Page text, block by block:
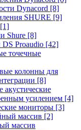
Dynacord [8]
SHURE [9]
[1]
Shure [8]
DS Proaudio [42]
точечные
колонны для
[8]
усилением [4]
мониторы [3]
массив [2]
массив